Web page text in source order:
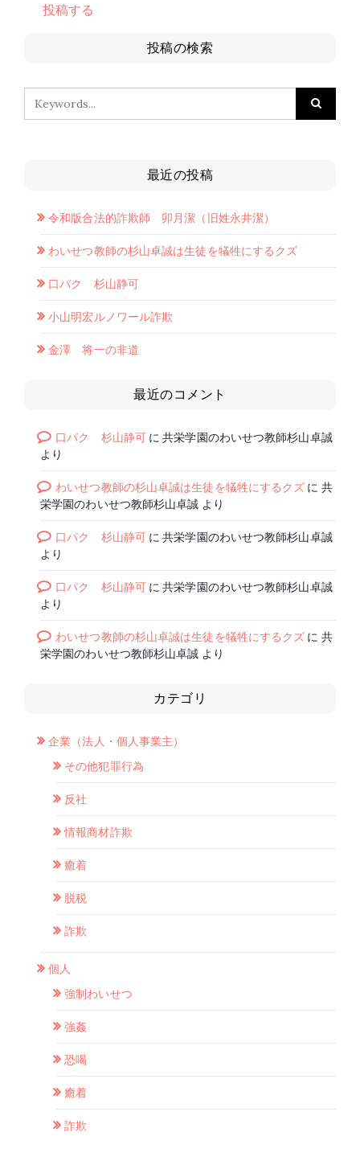
投稿する
投稿の検索
最近の投稿
令和版合法的詐欺師 卯月潔（旧姓永井潔）
わいせつ教師の杉山卓誠は生徒を犠牲にするクズ
口パク 杉山静可
小山明宏ルノワール詐欺
金澤 将一の非道
最近のコメント
口パク 杉山静可に共栄学園のわいせつ教師杉山卓誠
より
わいせつ教師の杉山卓誠は生徒を犠牲にするクズ に 共
栄学園のわいせつ教師杉山卓誠 より
口パク 杉山静可に共栄学園のわいせつ教師杉山卓誠
より
口パク 杉山静可に共栄学園のわいせつ教師杉山卓誠
より
わいせつ教師の杉山卓誠は生徒を犠牲にするクズ に 共
栄学園のわいせつ教師杉山卓誠 より
カテゴリ
企業（法人・個人事業主）
その他犯罪行為
反社
情報商材詐欺
癒着
脱税
詐欺
個人
強制わいせつ
強姦
恐喝
癒着
詐欺